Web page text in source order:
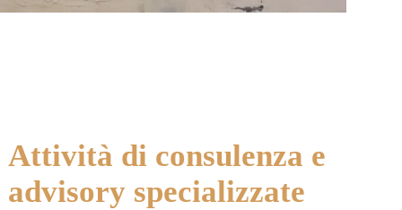
Attività di consulenza e
advisory specializzate